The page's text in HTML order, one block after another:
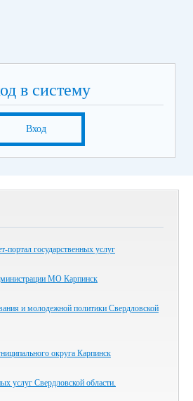
в систему
Вход
портал государственных услуг
МО Карпинск
и молодежной политики Свердловской
округа Карпинск
услуг Свердловской области.